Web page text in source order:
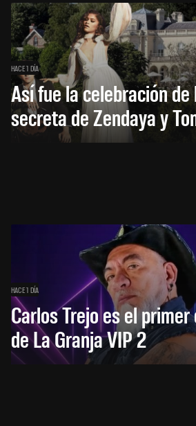
HACE 1 DÍA
Así fue la celebración de
secreta de Zendaya y
HACE 1 DÍA
Carlos Trejo es el
de La Granja VIP 2